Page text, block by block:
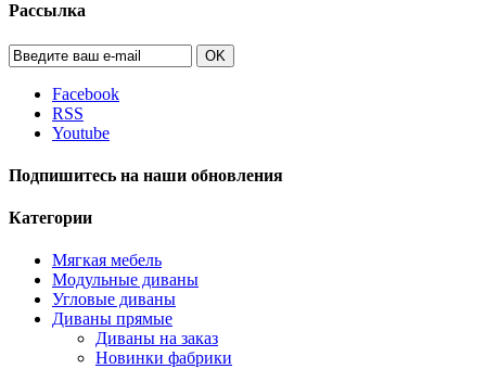
Рассылка
OK
Facebook
RSS
Youtube
Подпишитесь на наши обновления
Категории
Мягкая мебель
Модульные диваны
Угловые диваны
Диваны прямые
Диваны на заказ
Новинки фабрики